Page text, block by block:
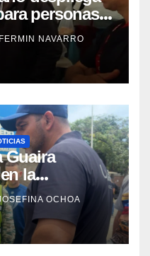
personas
Guaira
NAVARRO
Guaira
la
de
OCHOA